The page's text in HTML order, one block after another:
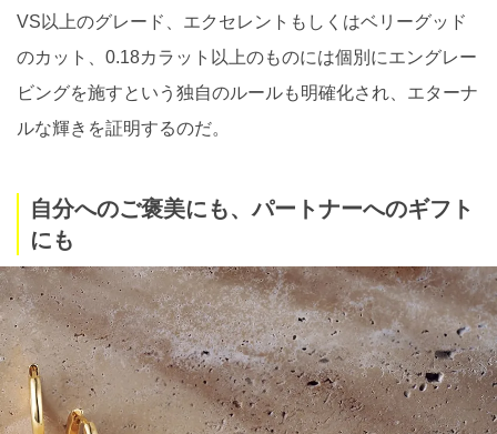
VS以上のグレード、エクセレントもしくはベリーグッド
のカット、0.18カラット以上のものには個別にエングレー
ビングを施すという独自のルールも明確化され、エターナ
ルな輝きを証明するのだ。
自分へのご褒美にも、パートナーへのギフト
にも